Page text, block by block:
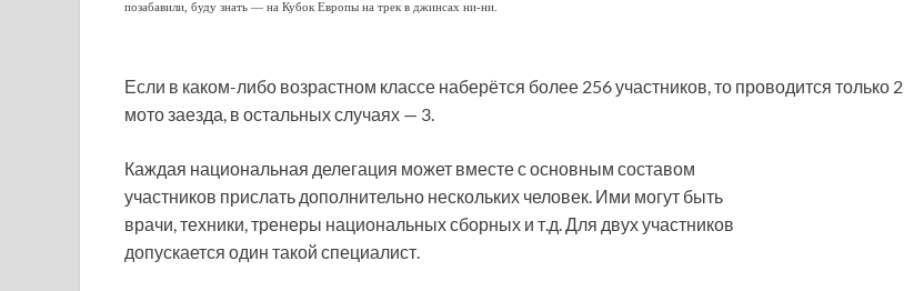
позабавили, буду знать — на Кубок Европы на трек в джинсах ни-ни.
Если в каком-либо возрастном классе наберётся более 256 участников, то проводится только 2
мото заезда, в остальных случаях — 3.
Каждая национальная делегация может вместе с основным составом
участников прислать дополнительно нескольких человек. Ими могут быть
врачи, техники, тренеры национальных сборных и т.д. Для двух участников
допускается один такой специалист.